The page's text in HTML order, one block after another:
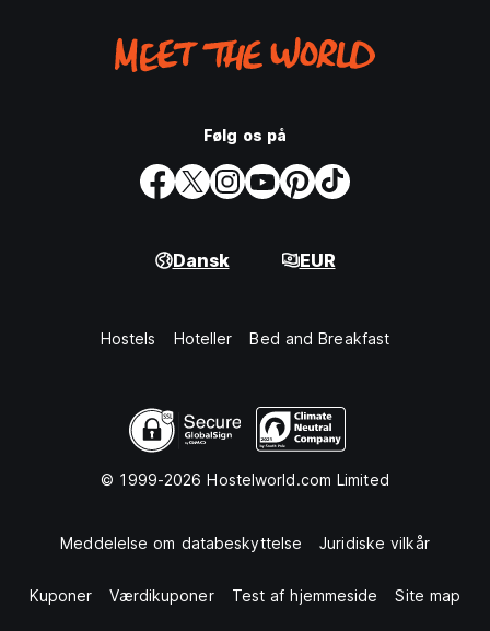
Følg os på
Dansk EUR
Hostels Hoteller Bed and Breakfast
© 1999-2026 Hostelworld.com Limited
Meddelelse om databeskyttelse Juridiske vilkår
Kuponer Værdikuponer Test af hjemmeside Site map